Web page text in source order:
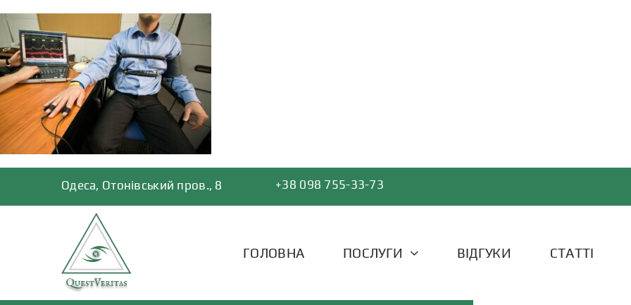
Skip
to
content
Одеса, Отонівський пров., 8 +38 098 755-33-73
ГОЛОВНА ПОСЛУГИ ВІДГУКИ СТАТТІ